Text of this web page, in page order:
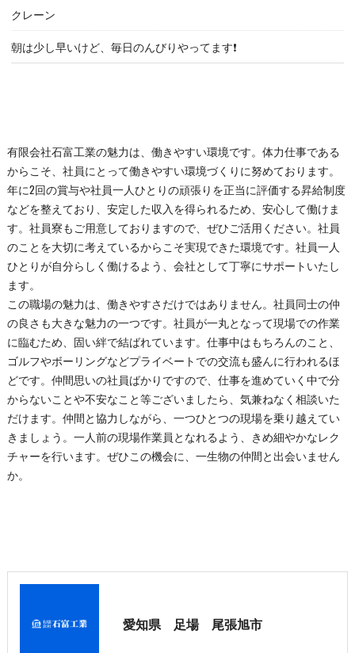
クレーン
朝は少し早いけど、毎日のんびりやってます❗
有限会社石富工業の魅力は、働きやすい環境です。体力仕事である
からこそ、社員にとって働きやすい環境づくりに努めております。
年に2回の賞与や社員一人ひとりの頑張りを正当に評価する昇給制度
などを整えており、安定した収入を得られるため、安心して働けま
す。社員寮もご用意しておりますので、ぜひご活用ください。社員
のことを大切に考えているからこそ実現できた環境です。社員一人
ひとりが自分らしく働けるよう、会社として丁寧にサポートいたし
ます。
この職場の魅力は、働きやすさだけではありません。社員同士の仲
の良さも大きな魅力の一つです。社員が一丸となって現場での作業
に臨むため、固い絆で結ばれています。仕事中はもちろんのこと、
ゴルフやボーリングなどプライベートでの交流も盛んに行われるほ
どです。仲間思いの社員ばかりですので、仕事を進めていく中で分
からないことや不安なこと等ございましたら、気兼ねなく相談いた
だけます。仲間と協力しながら、一つひとつの現場を乗り越えてい
きましょう。一人前の現場作業員となれるよう、きめ細やかなレク
チャーを行います。ぜひこの機会に、一生物の仲間と出会いません
か。
愛知県 足場 尾張旭市